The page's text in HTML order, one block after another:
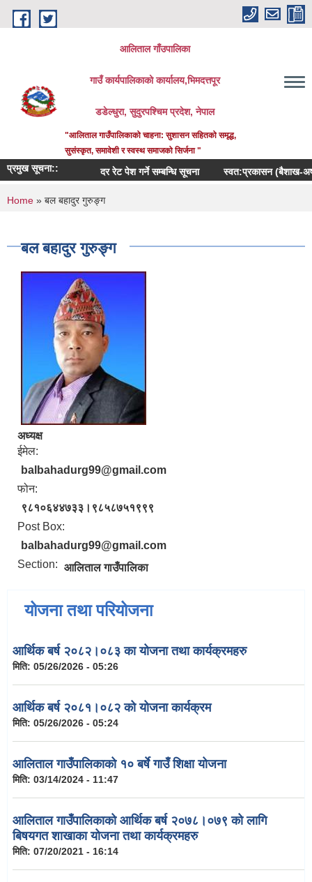
Skip to main content
आलिताल गाँउपालिका
गाउँ कार्यपालिकाको कार्यालय,भिमदत्तपूर
डडेल्धुरा, सुदुरपश्चिम प्रदेश, नेपाल
"आलिताल गाउँपालिकाको चाहना: सुशासन सहितको समृद्ध,
सुसंस्कृत, समावेशी र स्वस्थ समाजको सिर्जना "
प्रमुख सूचना:: दर रेट पेश गर्ने सम्बन्धि सूचना स्वत:प्रकासन (बैशाख-अषाढ)
You are here
Home » बल बहादुर गुरुङ्ग
बल बहादुर गुरुङ्ग
अध्यक्ष
ईमेल:
balbahadurg99@gmail.com
फोन:
९८१०६४४७३३।९८५८७५१९९९
Post Box:
balbahadurg99@gmail.com
Section: आलिताल गाउँपालिका
योजना तथा परियोजना
आर्थिक बर्ष २०८२।०८३ का योजना तथा कार्यक्रमहरु
मिति: 05/26/2026 - 05:26
आर्थिक बर्ष २०८१।०८२ को योजना कार्यक्रम
मिति: 05/26/2026 - 05:24
आलिताल गाउँपालिकाको १० बर्षे गाउँ शिक्षा योजना
मिति: 03/14/2024 - 11:47
आलिताल गाउँपालिकाको आर्थिक बर्ष २०७८।०७९ को लागि
बिषयगत शाखाका योजना तथा कार्यक्रमहरु
मिति: 07/20/2021 - 16:14